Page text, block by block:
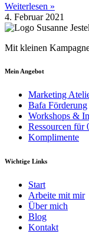
Weiterlesen »
4. Februar 2021
Mit kleinen
Mein Angebot
Marketing
Bafa Förderung
Workshops &
Ressourcen für
Komplimente
Wichtige Links
Start
Arbeite mit mir
Über mich
Blog
Kontakt